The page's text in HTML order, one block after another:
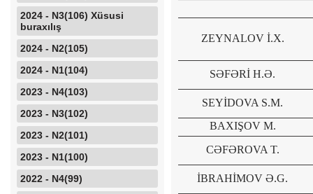
2024 - N3(106) Xüsusi
buraxılış
2024 - N2(105)
2024 - N1(104)
2023 - N4(103)
2023 - N3(102)
2023 - N2(101)
2023 - N1(100)
2022 - N4(99)
ZEYNALOV İ.X.
SƏFƏRİ H.Ə.
SEYİDOVA S.M.
BAXIŞOV M.
CƏFƏROVA T.
İBRAHİMOV Ə.G.